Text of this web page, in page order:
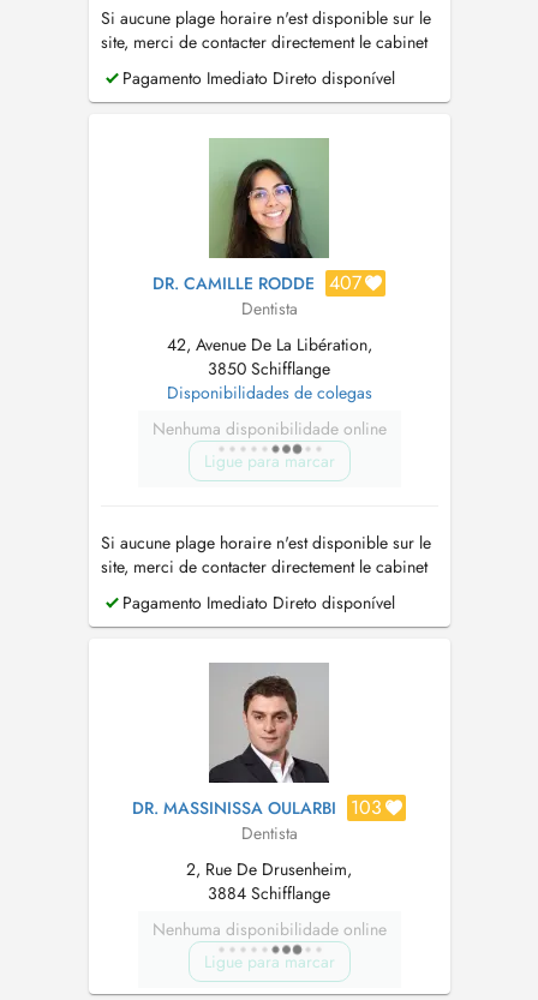
Si aucune plage horaire n'est disponible sur le
site, merci de contacter directement le cabinet
par téléphone au (+352) 26.74.57.80 . PID
disponible
Pagamento Imediato Direto disponível
DR. CAMILLE RODDE 407
Dentista
42, Avenue De La Libération,
3850 Schifflange
Disponibilidades de colegas
Nenhuma disponibilidade online
Ligue para marcar
Si aucune plage horaire n'est disponible sur le
site, merci de contacter directement le cabinet
par téléphone au (+352) 26.74.57.80 . PID
disponible
Pagamento Imediato Direto disponível
DR. MASSINISSA OULARBI 103
Dentista
2, Rue De Drusenheim,
3884 Schifflange
Nenhuma disponibilidade online
Ligue para marcar